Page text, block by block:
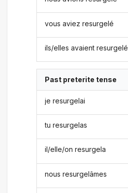
vous aviez resurgelé
ils/elles avaient resurgelé
Past preterite tense
je resurgelai
tu resurgelas
il/elle/on resurgela
nous resurgelâmes